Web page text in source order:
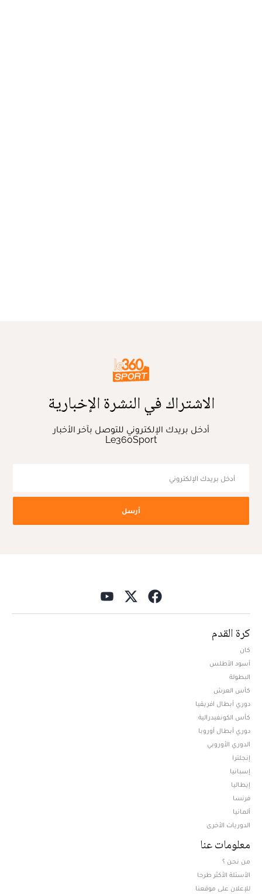
الاشتراك في النشرة الإخبارية
أدخل بريدك الإلكتروني للتوصل بآخر الأخبار
Le360Sport
أرسل
كرة القدم
كان
أسود الأطلس
البطولة
كأس العرش
دوري أبطال افريقيا
كأس الكونفيدرالية
دوري أبطال أوروبا
الدوري الأوروبي
إنجلترا
إسبانيا
إيطاليا
فرنسا
ألمانيا
الدوريات الأخرى
معلومات عنا
من نحن ؟
الأسئلة الأكثر طرحا
للإعلان على موقعنا